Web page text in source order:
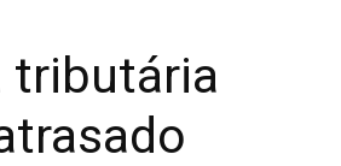
tributária